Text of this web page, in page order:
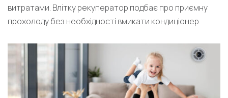
витратами. Влітку рекуператор подбає про приємну
прохолоду без необхідності вмикати кондиціонер.